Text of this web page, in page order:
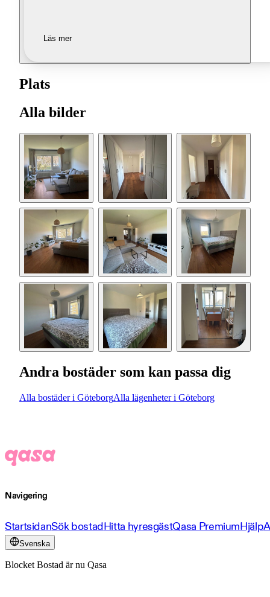
Läs mer
Plats
Alla bilder
Andra bostäder som kan passa dig
Alla bostäder i GöteborgAlla lägenheter i Göteborg
Navigering
StartsidanSök bostadHitta hyresgästQasa PremiumHjälp
Svenska
Blocket Bostad är nu Qasa